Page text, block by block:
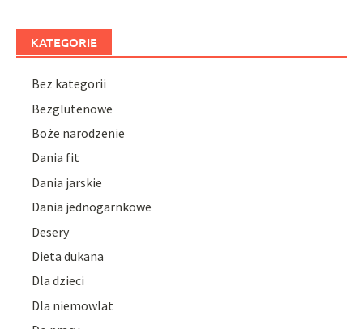
KATEGORIE
Bez kategorii
Bezglutenowe
Boże narodzenie
Dania fit
Dania jarskie
Dania jednogarnkowe
Desery
Dieta dukana
Dla dzieci
Dla niemowlat